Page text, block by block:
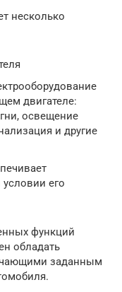
несколько
двигателе:
освещение
и другие
его
функций
обладать
заданным